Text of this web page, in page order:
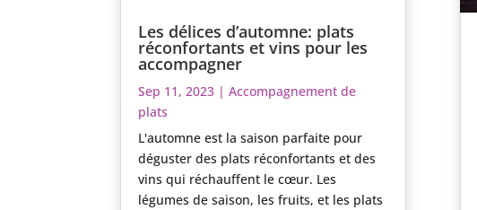
Les délices d’automne: plats
réconfortants et vins pour les
accompagner
Sep 11, 2023 |Accompagnement de
plats
L'automne est la saison parfaite pour
déguster des plats réconfortants et des
vins qui réchauffent le cœur. Les
légumes de saison, les fruits, et les plats